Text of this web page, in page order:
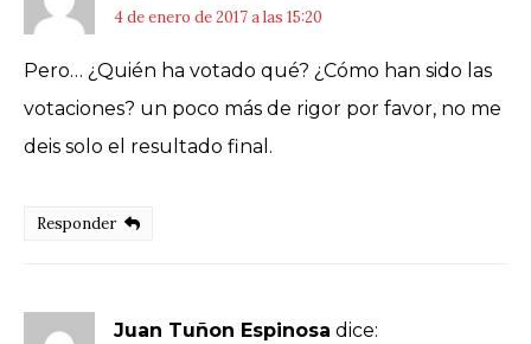
4 de enero de 2017 a las 15:20
Pero… ¿Quién ha votado qué? ¿Cómo han sido las
votaciones? un poco más de rigor por favor, no me
deis solo el resultado final.
Responder
Juan Tuñon Espinosa dice: